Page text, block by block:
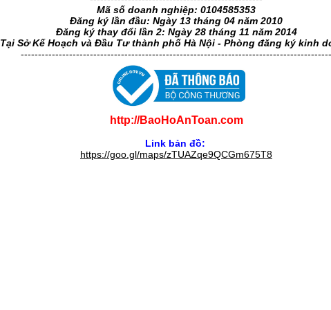
Mã số doanh nghiệp: 0104585353
Đăng ký lần đầu: Ngày 13 tháng 04 năm 2010
Đăng ký thay đổi lần 2: Ngày 28 tháng 11 năm 2014
Tại Sở Kế Hoạch và Đầu Tư thành phố Hà Nội - Phòng đăng ký kinh
------------------------------------------------------------------------------------------
http://BaoHoAnToan.com
Link bản đồ:
https://goo.gl/maps/zTUAZqe9QCGm675T8